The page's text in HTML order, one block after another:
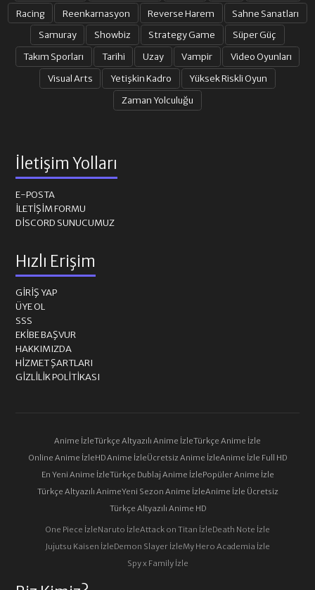
Racing
Reenkarnasyon Reverse Harem
Sahne Sanatları
Samuray
Showbiz Strategy Game
Süper Güç
Takım Sporları
Tarihi Uzay Vampir
Video Oyunları
Visual Arts
Yetişkin Kadro
Yüksek Riskli Oyun
Zaman Yolculuğu
İletişim Yolları
E-POSTA
İLETIŞIM FORMU
DISCORD SUNUCUMUZ
Hızlı Erişim
GIRIŞ YAP
ÜYE OL
SSS
EKIBE BAŞVUR
HAKKIMIZDA
HIZMET ŞARTLARI
GIZLILIK POLITIKASI
Anime İzleTürkçe Altyazılı Anime İzleTürkçe Anime İzle
Online Anime İzleHD Anime İzleÜcretsiz Anime İzleAnime İzle Full HD
En Yeni Anime İzleTürkçe Dublaj Anime İzlePopüler Anime İzle
Türkçe Altyazılı AnimeYeni Sezon Anime İzleAnime İzle Ücretsiz
Türkçe Altyazılı Anime HD
One Piece İzleNaruto İzleAttack on Titan İzleDeath Note İzle
Jujutsu Kaisen İzleDemon Slayer İzleMy Hero Academia İzle
Spy x Family İzle